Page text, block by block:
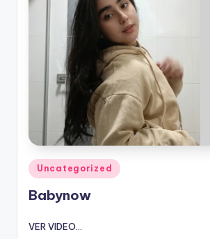
Publicado
en
Uncategorized
Babynow
VER VIDEO...